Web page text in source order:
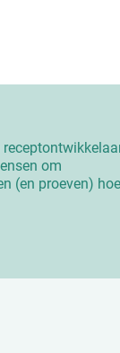
om
(en proeven)